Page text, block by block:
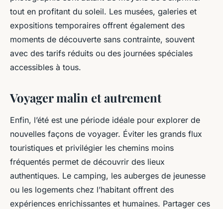
tout en profitant du soleil. Les musées, galeries et
expositions temporaires offrent également des
moments de découverte sans contrainte, souvent
avec des tarifs réduits ou des journées spéciales
accessibles à tous.
Voyager malin et autrement
Enfin, l’été est une période idéale pour explorer de
nouvelles façons de voyager. Éviter les grands flux
touristiques et privilégier les chemins moins
fréquentés permet de découvrir des lieux
authentiques. Le camping, les auberges de jeunesse
ou les logements chez l’habitant offrent des
expériences enrichissantes et humaines. Partager ces